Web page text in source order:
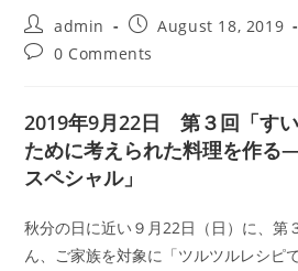
Post
author:
admin
Post
published:
August 18, 2019
Post0 Comments
2019年9月22日 第３回「す
ために考えられた料理を作る
スペシャル」
秋分の日に近い９月22日（日）に、第
ん、ご家族を対象に「ツルツルレシピ